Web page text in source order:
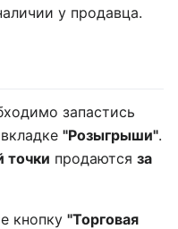
у продавца.
запастись
"Розыгрыши".
точки продаются за
кнопку "Торговая